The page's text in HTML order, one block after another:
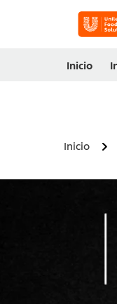
Inicio
Inicio